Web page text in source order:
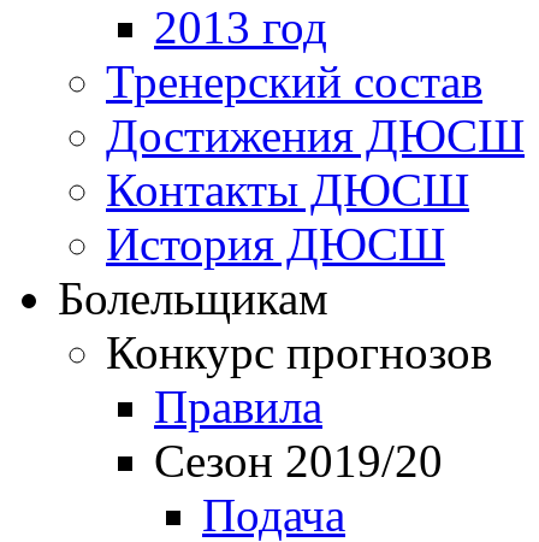
2013 год
Тренерский состав
Достижения ДЮСШ
Контакты ДЮСШ
История ДЮСШ
Болельщикам
Конкурс прогнозов
Правила
Сезон 2019/20
Подача